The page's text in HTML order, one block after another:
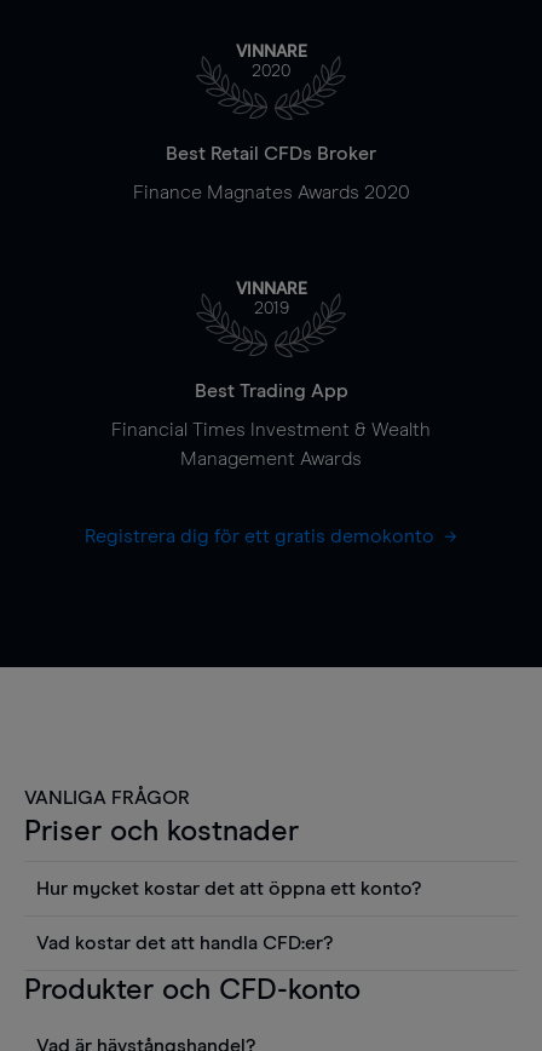
VINNARE
2020
Best Retail CFDs Broker
Finance Magnates Awards 2020
VINNARE
2019
Best Trading App
Financial Times Investment & Wealth
Management Awards
Registrera dig för ett gratis demokonto
VANLIGA FRÅGOR
Priser och kostnader
Hur mycket kostar det att öppna ett konto?
använda sådana verktyg som diagram, Reuters
aktierapporter utan kostnad.
Vad kostar det att handla CFD:er?
Det är en rad kostnader att tänka på när man
innehavskostnader (för positioner som hålls öppna
Produkter och CFD-konto
Vad är hävstångshandel?